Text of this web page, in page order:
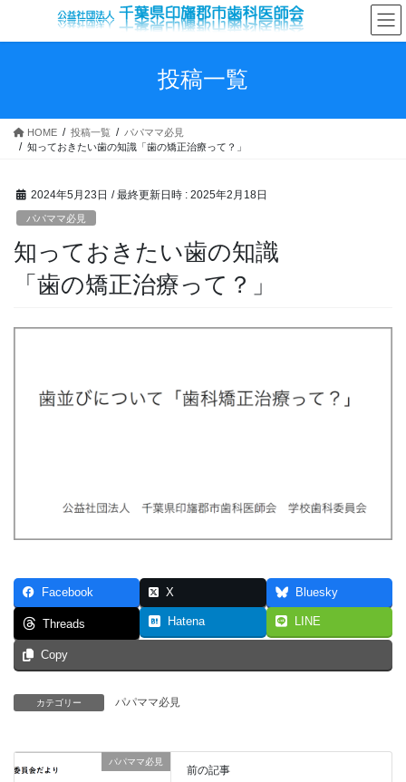
テ
ス
ゲ
ン
投稿一覧
HOME 投稿一覧
パパママ必見
知っておきたい歯の知識「歯の矯正治療って？」
2024年5月23日 / 最終更新日時 : 2025年2月18日
パパママ必見
知っておきたい歯の知識
「歯の矯正治療って？」
Facebook X Bluesky
Threads Hatena LINE
Copy
カテゴリー パパママ必見
パパママ必見
前の記事